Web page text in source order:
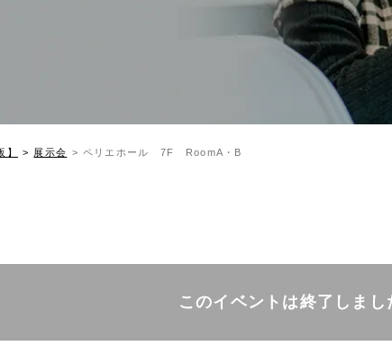
】 展示会 ペリエホール 7F RoomA・B
このイベントは終了しまし